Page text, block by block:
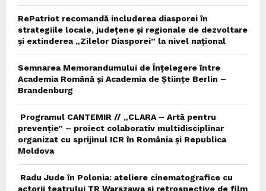
RePatriot recomandă includerea diasporei în
strategiile locale, județene și regionale de dezvoltare
și extinderea „Zilelor Diasporei” la nivel național
Semnarea Memorandumului de Înțelegere între
Academia Română și Academia de Științe Berlin –
Brandenburg
Programul CANTEMIR // „CLARA – Artă pentru
prevenție” – proiect colaborativ multidisciplinar
organizat cu sprijinul ICR în România și Republica
Moldova
Radu Jude în Polonia: ateliere cinematografice cu
actorii teatrului TR Warszawa și retrospective de film